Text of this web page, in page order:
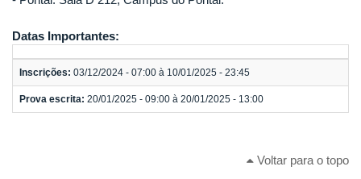
Datas Importantes:
Inscrições: 03/12/2024 - 07:00 à 10/01/2025 - 23:45
Prova escrita: 20/01/2025 - 09:00 à 20/01/2025 - 13:00
Voltar para o topo